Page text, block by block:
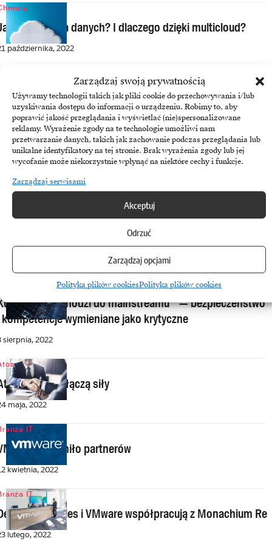
Zarządzaj swoją prywatnością
Używamy technologii takich jak pliki cookie do przechowywania i/lub
uzyskiwania dostępu do informacji o urządzeniu. Robimy to, aby
poprawić jakość przeglądania i wyświetlać (nie)spersonalizowane
reklamy. Wyrażenie zgody na te technologie umożliwi nam
przetwarzanie danych, takich jak zachowanie podczas przeglądania lub
unikalne identyfikatory na tej stronie. Brak wyrażenia zgody lub jej
wycofanie może niekorzystnie wpłynąć na niektóre cechy i funkcje.
Zarządzaj serwisami
Akceptuj
Odrzuć
Zarządzaj opcjami
Polityka plików cookiesPolityka plików cookies
zarabiać na danych? I dlaczego dzięki multicloud?
października, 2022
organizacji ma problemy z wdrażaniem innowacji
września, 2022
wchodzi do mainstreamu
sierpnia, 2022
VMware: Cyberataki nasiliły się od czasu inwazji
wchodzi do mainstreamu — bezpieczeństwo
wymieniane jako krytyczne
sierpnia, 2022
i VMware łączą siły
maja, 2022
IT
wyróżniło partnerów
kwietnia, 2022
IT
Technologies i VMware współpracują z Monachium Re
lutego, 2022